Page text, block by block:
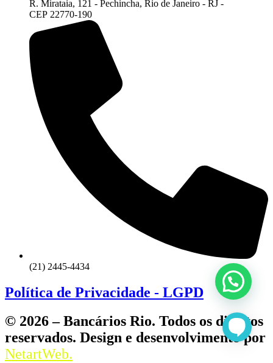
R. Mirataia, 121 - Pechincha, Rio de Janeiro - RJ -
CEP 22770-190
(21) 2445-4434
Política de Privacidade - LGPD
© 2026 – Bancários Rio. Todos os direitos
reservados. Design e desenvolvimento por
NetartWeb.